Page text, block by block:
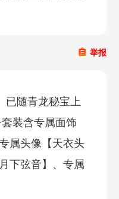
举报
已随青龙秘宝上
装含专属面饰
属头像【天衣头
下弦音】、专属